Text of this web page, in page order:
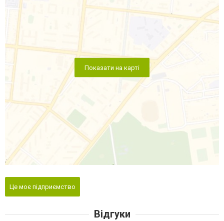
Показати на карті
Це моє підприємство
Відгуки